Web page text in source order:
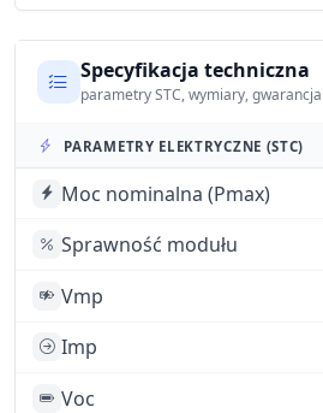
Specyfikacja techniczna
parametry STC, wymiary, gwarancja
PARAMETRY ELEKTRYCZNE (STC)
Moc nominalna (Pmax)
Sprawność modułu
Vmp
Imp
Voc